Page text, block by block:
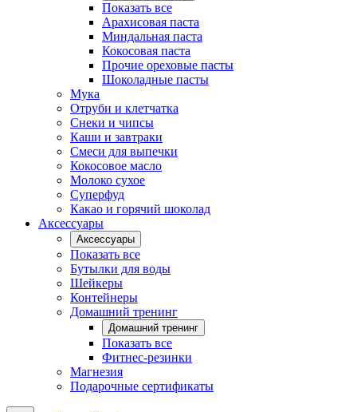
Показать все
Арахисовая паста
Миндальная паста
Кокосовая паста
Прочие ореховые пасты
Шоколадные пасты
Мука
Отруби и клетчатка
Снеки и чипсы
Каши и завтраки
Смеси для выпечки
Кокосовое масло
Молоко сухое
Суперфуд
Какао и горячий шоколад
Аксессуары
Аксессуары
Показать все
Бутылки для воды
Шейкеры
Контейнеры
Домашний тренинг
Домашний тренинг
Показать все
Фитнес-резинки
Магнезия
Подарочные сертификаты